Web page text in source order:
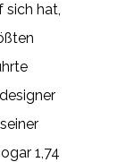
sich hat,
1,74